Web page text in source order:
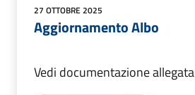
27 OTTOBRE 2025
Aggiornamento Albo
Vedi documentazione allegata